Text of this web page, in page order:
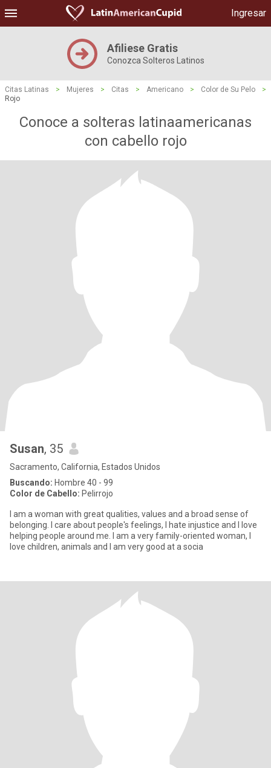
Ingresar
Afiliese Gratis
Conozca Solteros Latinos
Citas Latinas > Mujeres > Citas > Americano > Color de Su Pelo
>
Rojo
Conoce a solteras latinaamericanas
con cabello rojo
Susan, 35
Sacramento, California, Estados Unidos
Buscando: Hombre 40 - 99
Color de Cabello: Pelirrojo
I am a woman with great qualities, values and a broad sense of
belonging. I care about people's feelings, I hate injustice and I love
helping people around me. I am a very family-oriented woman, I
love children, animals and I am very good at a socia